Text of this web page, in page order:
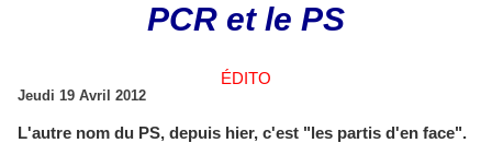
PCR et le PS
ÉDITO
Jeudi 19 Avril 2012
L'autre nom du PS, depuis hier, c'est "les partis d'en face".